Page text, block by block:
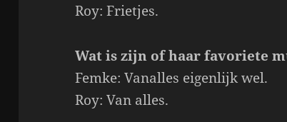
Roy: Frietjes.
Wat is zijn of haar favoriete
Femke: Vanalles eigenlijk wel.
Roy: Van alles.